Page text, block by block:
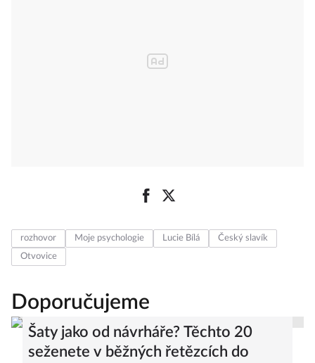
rozhovor Moje psychologie Lucie Bílá
Český slavík
Otvovice
Doporučujeme
Šaty jako od návrháře? Těchto 20
seženete v běžných řetězcích do